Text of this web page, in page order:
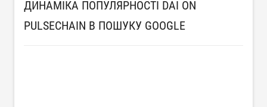
ДИНАМІКА ПОПУЛЯРНОСТІ DAI ON
PULSECHAIN В ПОШУКУ GOOGLE